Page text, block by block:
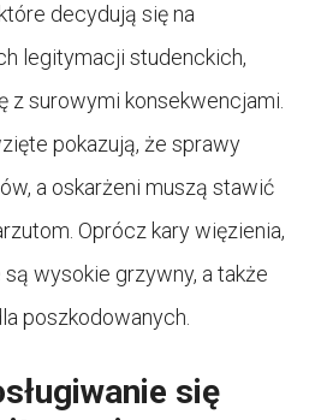
decydują się na
legitymacji studenckich,
z surowymi konsekwencjami.
pokazują, że sprawy
a oskarżeni muszą stawić
Oprócz kary więzienia,
wysokie grzywny, a także
poszkodowanych.
się